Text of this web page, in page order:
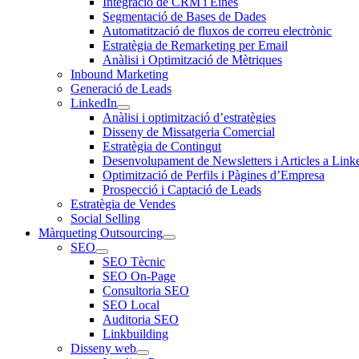
Segmentació de Bases de Dades
Automatització de fluxos de correu electrònic
Estratègia de Remarketing per Email
Anàlisi i Optimització de Mètriques
Inbound Marketing
Generació de Leads
LinkedIn
Anàlisi i optimització d’estratègies
Disseny de Missatgeria Comercial
Estratègia de Contingut
Desenvolupament de Newsletters i Articles a
Optimització de Perfils i Pàgines d’Empresa
Prospecció i Captació de Leads
Estratègia de Vendes
Social Selling
Màrqueting Outsourcing
SEO
SEO Tècnic
SEO On-Page
Consultoria SEO
SEO Local
Auditoria SEO
Linkbuilding
Disseny web